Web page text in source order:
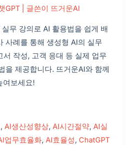
GPT| 글쓴이 뜨거운AI
무 강의로 AI 활용법을 쉽게 배
사례를 통해 생성형 AI의 실무
서 작성, 고객 응대 등 실제 업무
을 제공합니다. 뜨거운AI와 함께
여보세요!
, AI생산성향상, AI시간절약, AI실
업무효율화, AI효율성, ChatGPT